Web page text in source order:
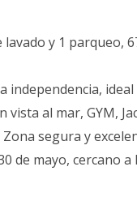
y 1 parqueo,
independencia,
vista al mar, GYM,
segura y
de mayo, cercano